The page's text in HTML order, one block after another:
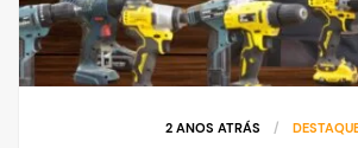
2 ANOS ATRÁS /